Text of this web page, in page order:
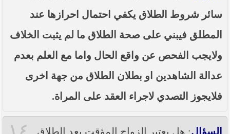
سائر شروط الطلاق يكفي احتمال احرازها عند
المطلق فيبني على صحة الطلاق ما لم يثبت الخلاف
ولايجب الفحص عن واقع الحال واما مع العلم بعدم
عدالة الشاهدين او بطلان الطلاق من جهة اخرى
فلايجوز التصدي لاجراء العقد على المراة.
السؤال: هل يعتبر الزواج المؤقت بعد الطلاق